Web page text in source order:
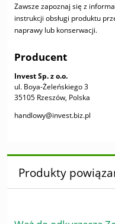
Zawsze zapoznaj się z
instrukcji obsługi produktu
naprawy lub konserwacji.
Producent
Invest Sp. z o.o.
ul. Boya-Żeleńskiego 3
35105 Rzeszów, Polska
handlowy@invest.biz.pl
Produkty